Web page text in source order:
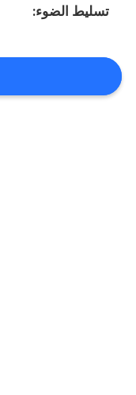
اتصل
اطلب
تسليط الضوء: